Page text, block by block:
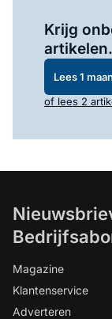
Krijg
artikelen.
Lees 1
of lees 2
Magazine
Klantenservice
Adverteren